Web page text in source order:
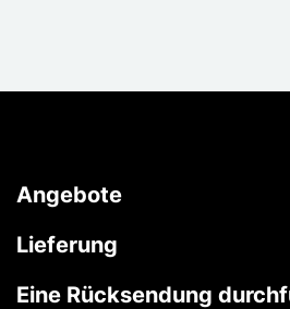
Angebote
Lieferung
Eine Rücksendung